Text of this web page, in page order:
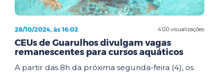
4120 visualizações
28/10/2024, às 16:02
CEUs de Guarulhos divulgam vagas
remanescentes para cursos aquáticos
A partir das 8h da próxima segunda-feira (4), os